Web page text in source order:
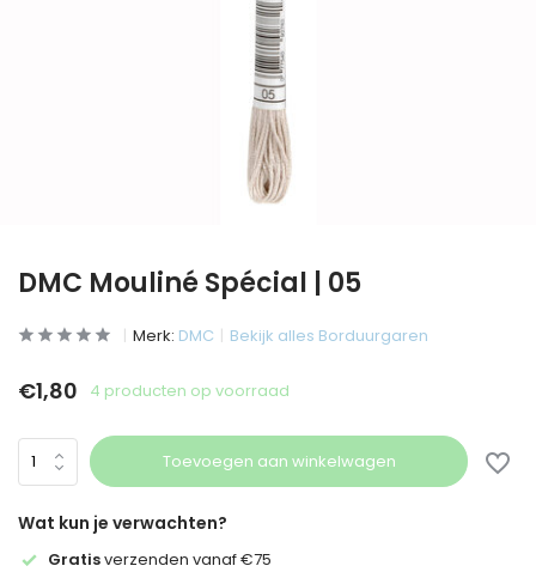
DMC Mouliné Spécial | 05
Merk: DMC Bekijk alles Borduurgaren
€1,80 4 producten op voorraad
Toevoegen aan winkelwagen
Wat kun je verwachten?
Gratisverzenden vanaf €75